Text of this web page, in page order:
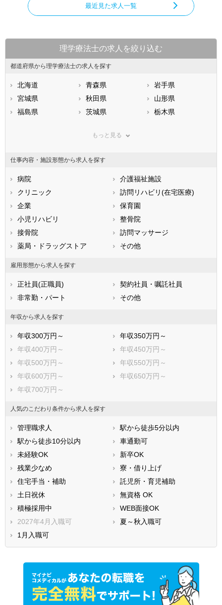
最近見た求人一覧
理学療法士の求人を絞り込む
都道府県から理学療法士の求人を探す
北海道 青森県
岩手県
宮城県
秋田県
山形県
福島県
茨城県
栃木県
神奈川県
石川県
福井県
静岡県
三重県
滋賀県
大阪府
兵庫県
鳥取県
広島県
徳島県
香川県
愛媛県
鹿児島県
もっと見る
仕事内容・施設形態から求人を探す
病院
介護福祉施設
クリニック
訪問リハビリ(在宅医療)
企業
保育園
小児リハビリ
整骨院
接骨院
訪問マッサージ
薬局・ドラッグストア
その他
雇用形態から求人を探す
正社員(正職員)
契約社員・嘱託社員
非常勤・パート
その他
年収から求人を探す
年収300万円～
年収350万円～
年収400万円～
年収450万円～
年収500万円～
年収550万円～
年収600万円～
年収650万円～
年収700万円～
人気のこだわり条件から求人を探す
管理職求人
駅から徒歩5分以内
駅から徒歩10分以内
車通勤可
未経験OK
新卒OK
残業少なめ
寮・借り上げ
住宅手当・補助
託児所・育児補助
土日祝休
無資格 OK
積極採用中
WEB面接OK
2027年4月入職可
夏～秋入職可
1月入職可